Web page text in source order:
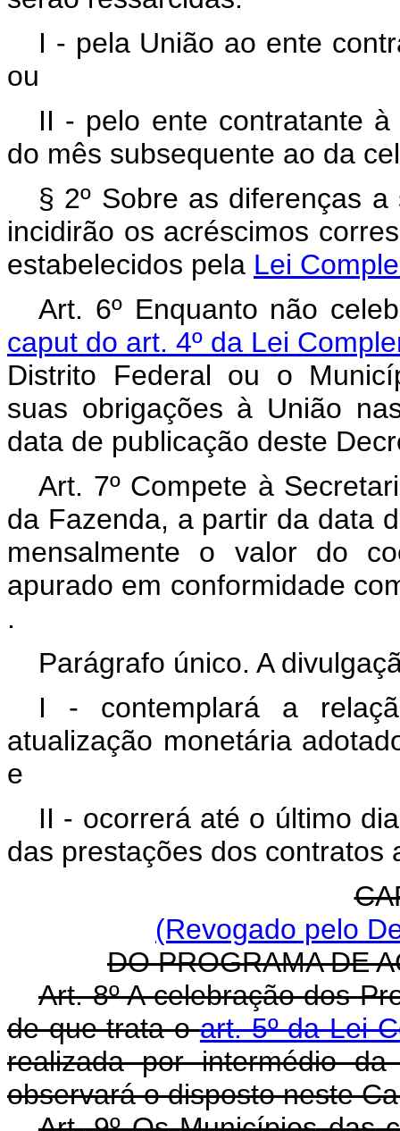
I - pela União ao ente
ou
II - pelo ente contratante
do mês subsequente ao da
§ 2º Sobre as diferenças
incidirão os acréscimos
estabelecidos pela Lei
Art. 6º Enquanto não
caput do art. 4º da Lei
Distrito Federal ou o
suas obrigações à União
data de publicação deste
Art. 7º Compete à
da Fazenda, a partir da data
mensalmente o valor do
apurado em conformidade
.
Parágrafo único. A
I - contemplará a
atualização monetária
e
II - ocorrerá até o último
das prestações dos contratos
(Revogado pelo
DO PROGRAMA DE
Art. 8º A celebração dos
de que trata oart. 5º da Lei
realizada por intermédio
observará o disposto neste